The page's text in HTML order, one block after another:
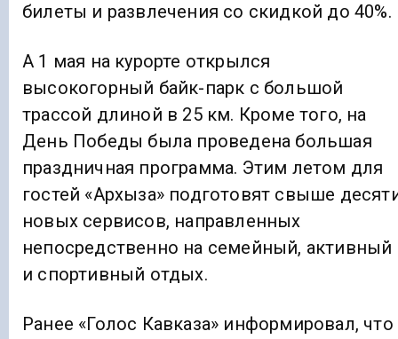
билеты и развлечения со скидкой до 40%.
А 1 мая на курорте открылся
высокогорный байк-парк с большой
трассой длиной в 25 км. Кроме того, на
День Победы была проведена большая
праздничная программа. Этим летом для
гостей «Архыза» подготовят свыше
новых сервисов, направленных
непосредственно на семейный, активный
и спортивный отдых.
Ранее «Голос Кавказа» информировал, что